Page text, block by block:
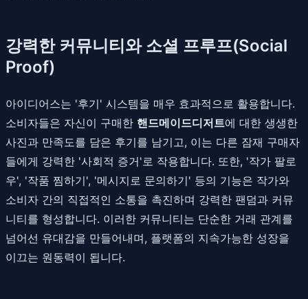
강력한 커뮤니티와 소셜 프루프(Social
Proof)
아이디어스는 '후기' 시스템을 매우 효과적으로 활용합니다.
소비자들은 자신이 구매한 핸드메이드디저트에 대한 생생한
사진과 만족도를 담은 후기를 남기고, 이는 다른 잠재 구매자
들에게 강력한 '사회적 증거'로 작용합니다. 또한, '작가 팔로
우', '작품 찜하기', '메시지로 문의하기' 등의 기능은 작가와
소비자 간의 직접적인 소통을 촉진하며 강력한 팬덤과 커뮤
니티를 형성합니다. 이러한 커뮤니티는 단순한 거래 관계를
넘어선 유대감을 만들어내며, 플랫폼의 지속가능한 성장을
이끄는 원동력이 됩니다.